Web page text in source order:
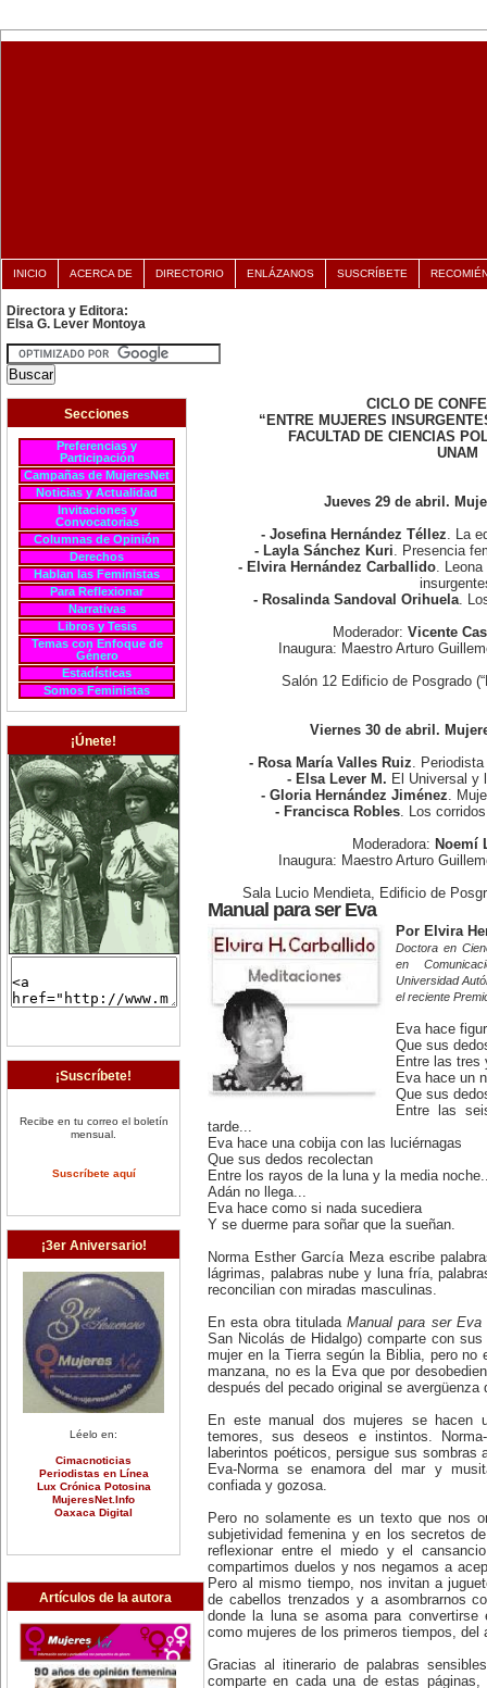
INICIO ACERCA DE DIRECTORIO ENLÁZANOS SUSCRÍBETE
Directora y Editora:
Elsa G. Lever Montoya
Secciones
Preferencias y
Participación
Campañas de MujeresNet
Noticias y Actualidad
Invitaciones y
Convocatorias
Columnas de Opinión
Derechos
Hablan las Feministas
Para Reflexionar
Narrativas
Libros y Tesis
Temas con Enfoque de
Género
Estadísticas
Somos Feministas
¡Únete!
¡Suscríbete!
Recibe en tu correo el boletín
mensual.
Suscríbete aquí
¡3er Aniversario!
Léelo en:
Cimacnoticias
Periodistas en Línea
Lux Crónica Potosina
MujeresNet.Info
Oaxaca Digital
Artículos de la autora
CICLO DE
“ENTRE MUJERES
FACULTAD DE CIENCIAS
UNAM
Jueves 29 de abril.
- Josefina Hernández Téllez . La
- Layla Sánchez Kuri . Presencia
- Elvira Hernández Carballido .
- Rosalinda Sandoval Orihuela.
Moderador: Vicente
Inaugura: Maestro Arturo
Salón 12 Edificio de Posgrado
Viernes 30 de abril.
- Rosa María Valles Ruiz .
- Elsa Lever M. El Universal y
- Gloria Hernández Jiménez .
- Francisca Robles . Los
Moderadora: Noemí
Inaugura: Maestro Arturo
Sala Lucio Mendieta, Edificio de
Manual para ser Eva
Por Elvira
Doctora en
en
Universidad
el reciente
Eva hace
Que sus
Entre las tres
Eva hace un
Que sus
Entre las
tarde...
Eva hace una cobija con las luciérnagas
Que sus dedos recolectan
Entre los rayos de la luna y la media
Adán no llega...
Eva hace como si nada sucediera
Y se duerme para soñar que la sueñan.
Norma Esther García Meza escribe
lágrimas, palabras nube y luna fría,
reconcilian con miradas masculinas.
En esta obra tituladaManual para ser Eva
San Nicolás de Hidalgo) comparte con
mujer en la Tierra según la Biblia, pero no
manzana, no es la Eva que por
después del pecado original se avergüenza
En este manual dos mujeres se hacen
temores, sus deseos e instintos.
laberintos poéticos, persigue sus
Eva-Norma se enamora del mar y
confiada y gozosa.
Pero no solamente es un texto que nos
subjetividad femenina y en los secretos
reflexionar entre el miedo y el
compartimos duelos y nos negamos a
Pero al mismo tiempo, nos invitan a
de cabellos trenzados y a asombrarnos
donde la luna se asoma para convertirse
como mujeres de los primeros tiempos, del
Gracias al itinerario de palabras
comparte en cada una de estas